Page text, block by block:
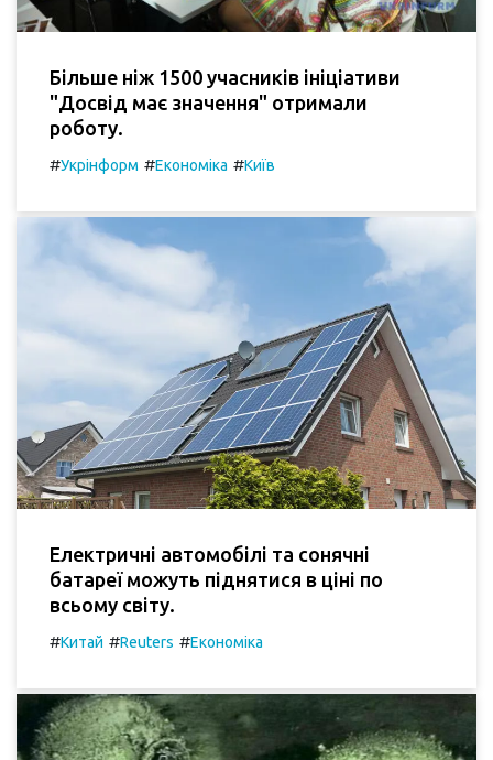
Більше ніж 1500 учасників ініціативи
"Досвід має значення" отримали
роботу.
#Укрінформ #Економіка #Київ
Електричні автомобілі та сонячні
батареї можуть піднятися в ціні по
всьому світу.
#Китай #Reuters #Економіка